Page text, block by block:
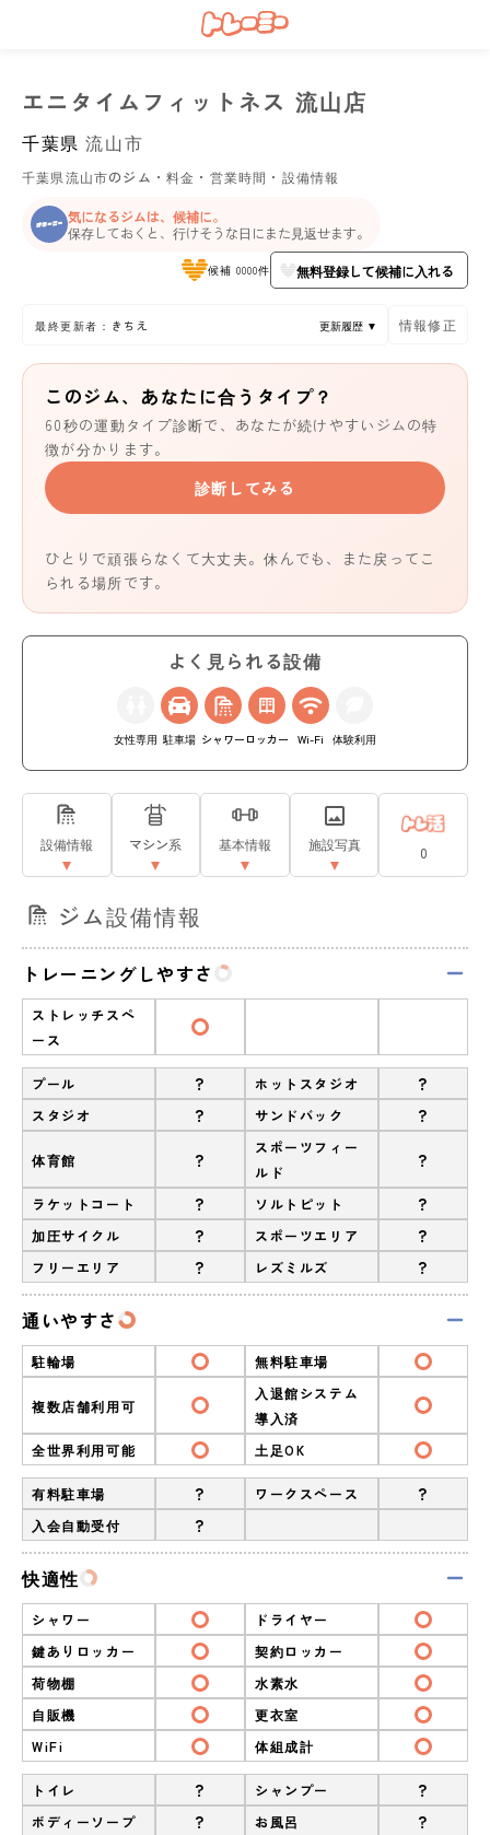
エニタイムフィットネス 流山店
千葉県 流山市
千葉県流山市のジム・料金・営業時間・設備情報
気になるジムは、候補に。
保存しておくと、行けそうな日にまた見返せます。
候補 0000件 無料登録して候補に入れる
最終更新者：きちえ 更新履歴 ▼ 情報修正
このジム、あなたに合うタイプ？
60秒の運動タイプ診断で、あなたが続けやすいジムの特
徴が分かります。
診断してみる
ひとりで頑張らなくて大丈夫。休んでも、また戻ってこ
られる場所です。
よく見られる設備
女性専用 駐車場 シャワー ロッカー Wi-Fi 体験利用
設備情報 マシン系 基本情報 施設写真 0
ジム設備情報
トレーニングしやすさ
ストレッチスペ
ース
プール ? ホットスタジオ ?
スタジオ ? サンドバック ?
体育館 ?
スポーツフィー
ルド
?
ラケットコート ? ソルトピット ?
加圧サイクル ? スポーツエリア ?
フリーエリア ? レズミルズ ?
通いやすさ
駐輪場 無料駐車場
複数店舗利用可
入退館システム
導入済
全世界利用可能
土足OK
有料駐車場 ? ワークスペース ?
入会自動受付 ?
快適性
シャワー
ドライヤー
鍵ありロッカー
契約ロッカー
荷物棚
水素水
自販機
更衣室
WiFi
体組成計
トイレ ? シャンプー ?
ボディーソープ ? お風呂 ?